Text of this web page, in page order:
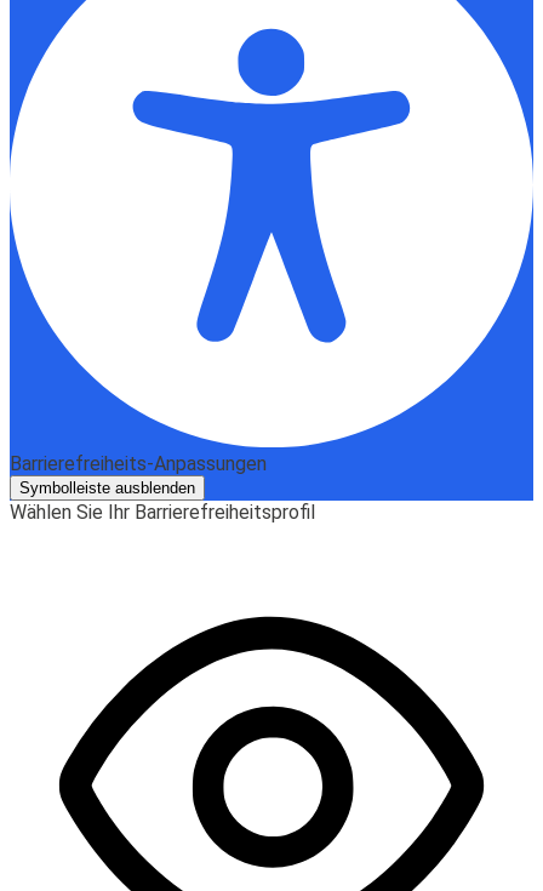
Barrierefreiheits-Anpassungen
Symbolleiste ausblenden
Wählen Sie Ihr Barrierefreiheitsprofil